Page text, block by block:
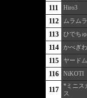
111 Hiro3
112 ムラムラ
113 ひでち
114 かべぎわ
115 ヤードム
116 NiKOTI
117
*ミニス
ス